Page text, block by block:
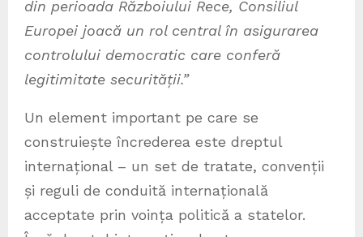
din perioada Războiului Rece, Consiliul
Europei joacă un rol central în asigurarea
controlului democratic care conferă
legitimitate securității.”
Un element important pe care se
construiește încrederea este dreptul
internațional – un set de tratate, convenții
și reguli de conduită internațională
acceptate prin voința politică a statelor.